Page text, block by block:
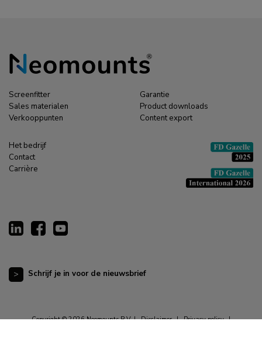
Screenfitter
Sales materialen
Verkooppunten
Garantie
Product downloads
Content export
Het bedrijf
Contact
Carrière
Schrijf je in voor de nieuwsbrief
Copyright © 2026 Neomounts B.V. | Disclaimer | Privacy policy |